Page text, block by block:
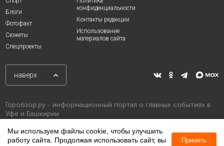
Блоги
Фотофакт
Сюжеты
Спецпроекты
конфиденциальности
Контакты редакции
Использование
материалов сайта
наверх
Горобзор.ру - информационный портал о главных событиях в
Уфе и Башкирии
Мы используем файлы cookie, чтобы улучшить
работу сайта. Продолжая использовать сайт, вы
Принять